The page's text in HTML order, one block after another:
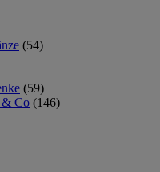
(54)
(59)
& Co (146)